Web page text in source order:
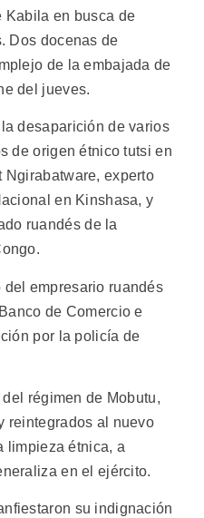
Kabila en busca de
Dos docenas de
de la embajada de
del jueves.
desaparición de varios
de origen étnico tutsi en
Ngirabatware, experto
en Kinshasa, y
ruandés de la
empresario ruandés
de Comercio e
por la policía de
régimen de Mobutu,
reintegrados al nuevo
limpieza étnica, a
en el ejército.
su indignación